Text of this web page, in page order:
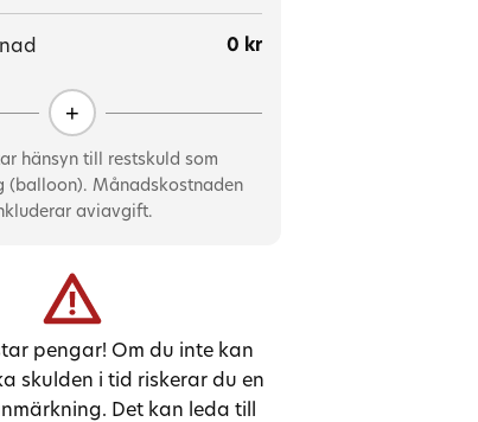
0 kr
0 mån
5,5 %
+
hänsyn till restskuld som
(balloon). Månadskostnaden
aviavgift.
pengar! Om du inte kan
skulden i tid riskerar du en
Det kan leda till